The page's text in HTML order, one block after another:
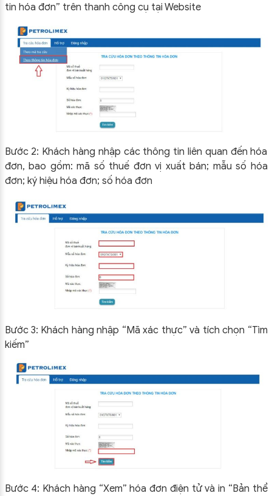
tin hóa đơn” trên thanh công cụ tại Website
Bước 2: Khách hàng nhập các thông tin liên quan đến hóa
đơn, bao gồm: mã số thuế đơn vị xuất bán; mẫu số hóa
đơn; ký hiệu hóa đơn; số hóa đơn
Bước 3: Khách hàng nhập “Mã xác thực” và tích chọn “Tìm
kiếm”
Bước 4: Khách hàng “Xem” hóa đơn điện tử và in “Bản thể